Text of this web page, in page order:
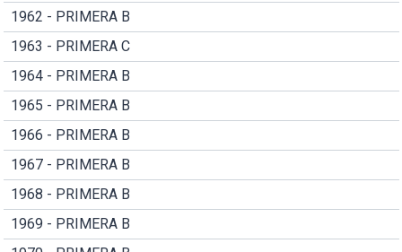
1962 - PRIMERA B
1963 - PRIMERA C
1964 - PRIMERA B
1965 - PRIMERA B
1966 - PRIMERA B
1967 - PRIMERA B
1968 - PRIMERA B
1969 - PRIMERA B